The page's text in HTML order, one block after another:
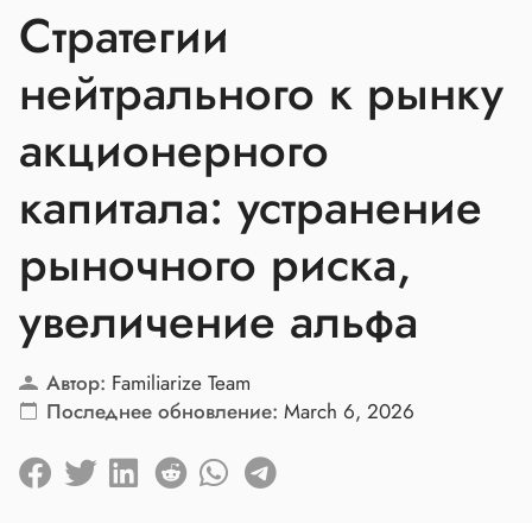
Стратегии
нейтрального к рынку
акционерного
капитала: устранение
рыночного риска,
увеличение альфа
Автор: Familiarize Team
Последнее обновление: March 6, 2026